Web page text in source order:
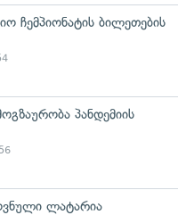
ჩემპიონატის ბილეთების
პანდემიის
ლატარია